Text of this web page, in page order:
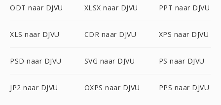
ODT naar DJVU XLSX naar DJVU PPT naar DJVU
XLS naar DJVU CDR naar DJVU XPS naar DJVU
PSD naar DJVU SVG naar DJVU PS naar DJVU
JP2 naar DJVU OXPS naar DJVU PPS naar DJVU